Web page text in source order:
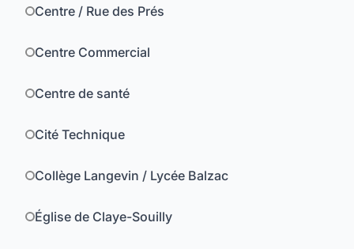
Centre / Rue des Prés
Centre Commercial
Centre de santé
Cité Technique
Collège Langevin / Lycée Balzac
Église de Claye-Souilly